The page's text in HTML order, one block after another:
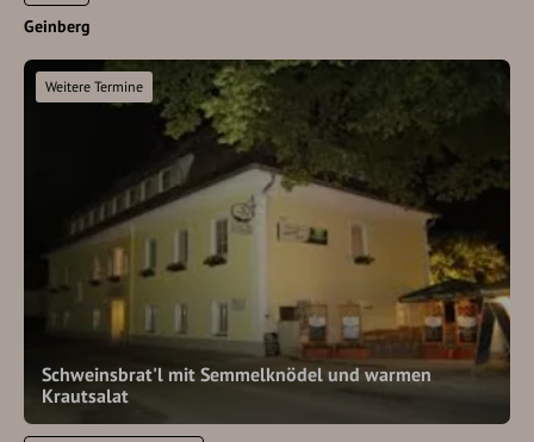
Geinberg
Schweinsbrat'l mit Semmelknödel und warmen
Krautsalat
Weitere Termine